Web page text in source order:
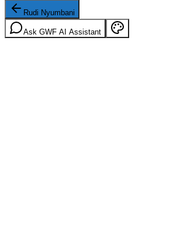
Rudi Nyumbani
Ask GWF AI Assistant